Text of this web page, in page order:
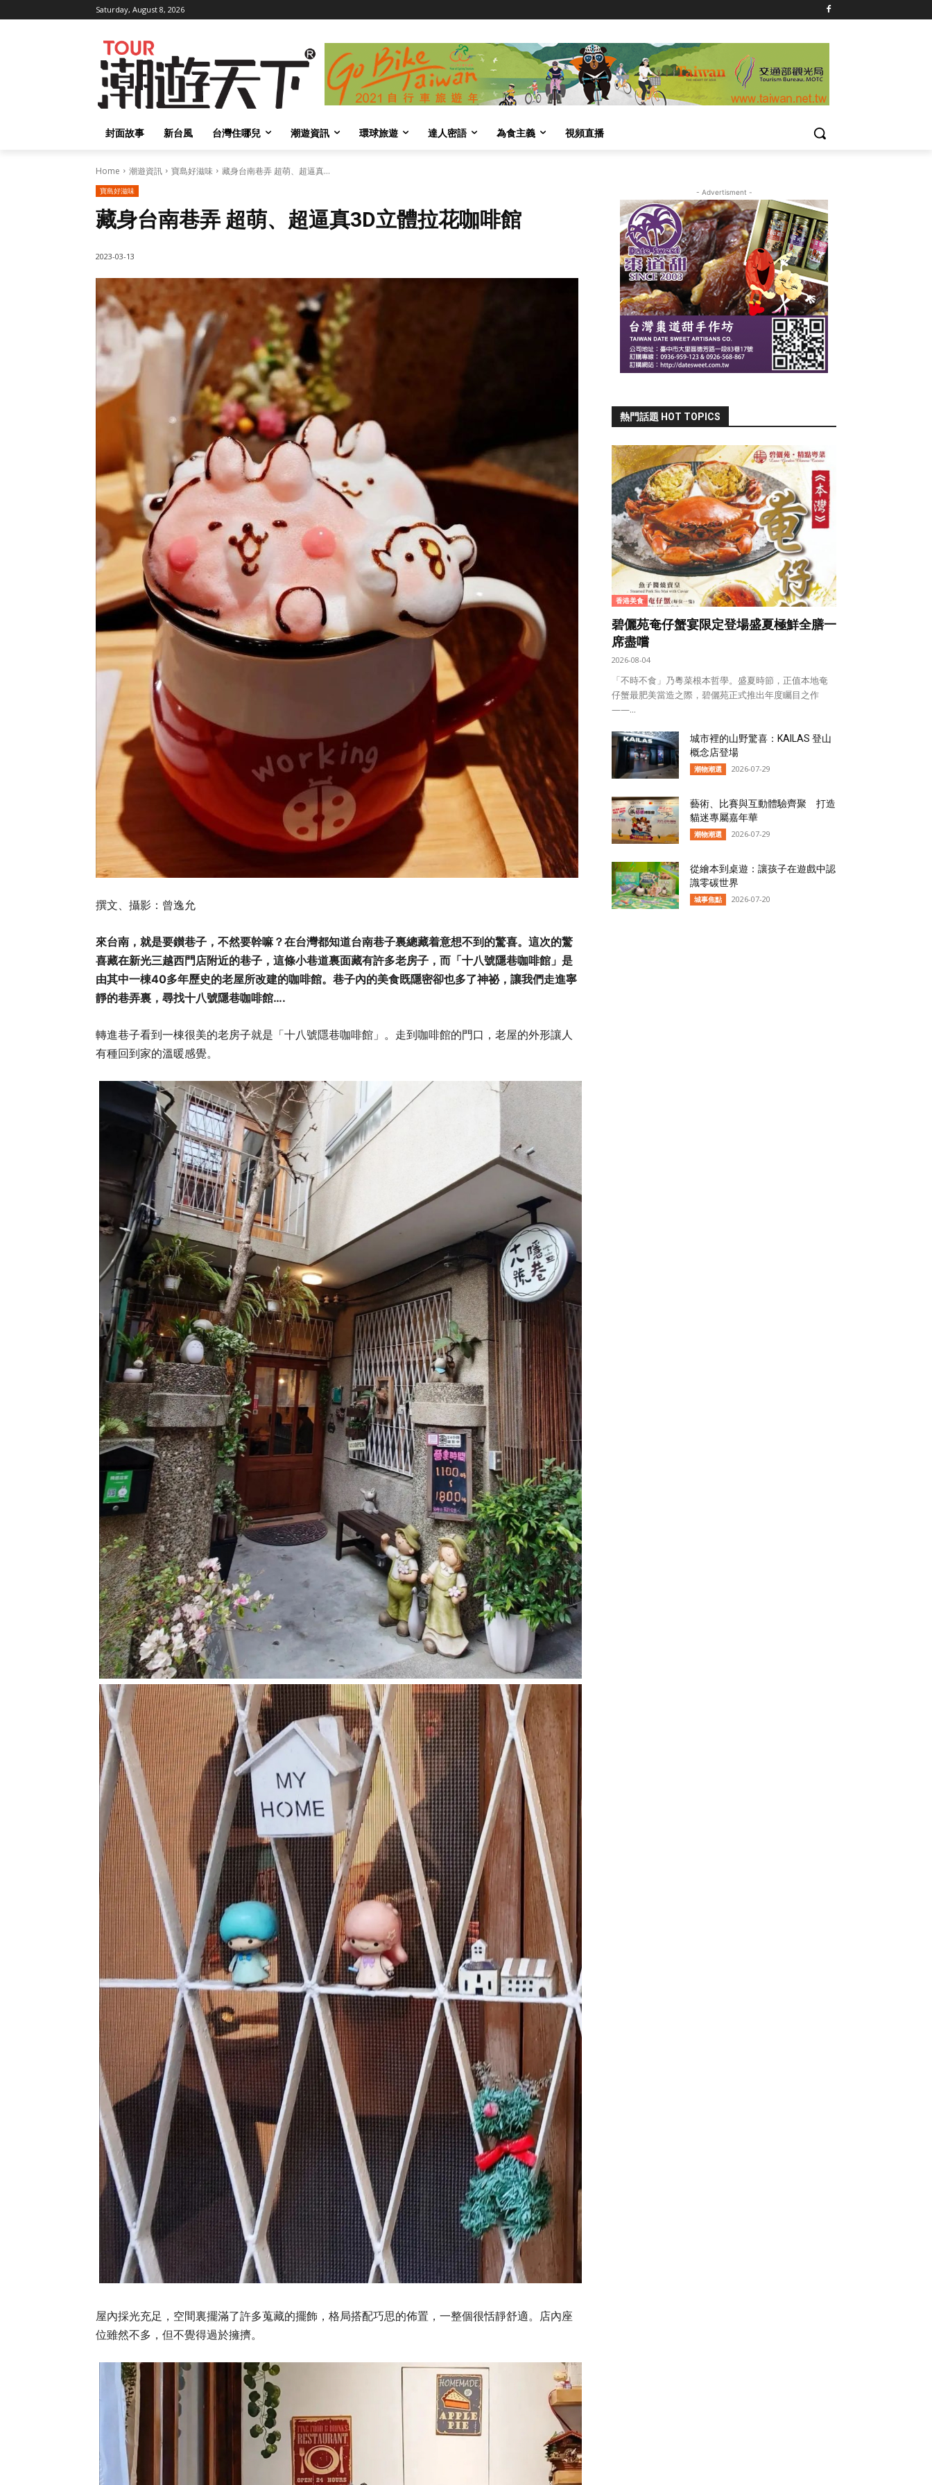
Saturday, August 8, 2026
封面故事 新台風 台灣住哪兒 潮遊資訊 環球旅遊 達人密語 為食主義 視頻直播
Home 潮遊資訊 寶島好滋味 藏身台南巷弄 超萌、超逼真...
寶島好滋味
藏身台南巷弄 超萌、超逼真3D立體拉花咖啡館
2023-03-13
撰文、攝影：曾逸允
來台南，就是要鑚巷子，不然要幹嘛？在台灣都知道台南巷子裏總藏着意想不到的驚喜。這次的驚
喜藏在新光三越西門店附近的巷子，這條小巷道裏面藏有許多老房子，而「十八號隱巷咖啡館」是
由其中一棟40多年歷史的老屋所改建的咖啡館。巷子內的美食既隱密卻也多了神祕，讓我們走進寧
靜的巷弄裏，尋找十八號隱巷咖啡館….
轉進巷子看到一棟很美的老房子就是「十八號隱巷咖啡館」。走到咖啡館的門口，老屋的外形讓人
有種回到家的溫暖感覺。
屋內採光充足，空間裏擺滿了許多蒐藏的擺飾，格局搭配巧思的佈置，一整個很恬靜舒適。店內座
位雖然不多，但不覺得過於擁擠。
- Advertisment -
熱門話題 HOT TOPICS
香港美食
碧儷苑奄仔蟹宴限定登場盛夏極鮮全膳一
席盡嚐
2026-08-04
「不時不食」乃粵菜根本哲學。盛夏時節，正值本地奄
仔蟹最肥美當造之際，碧儷苑正式推出年度矚目之作
——...
城市裡的山野驚喜：KAILAS 登山
概念店登場
潮物潮選 2026-07-29
藝術、比賽與互動體驗齊聚 打造
貓迷專屬嘉年華
潮物潮選 2026-07-29
從繪本到桌遊：讓孩子在遊戲中認
識零碳世界
城事焦點 2026-07-20